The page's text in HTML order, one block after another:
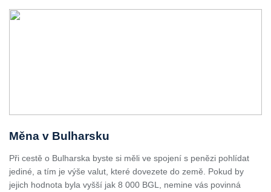
Měna v Bulharsku
Při cestě o Bulharska byste si měli ve spojení s penězi pohlídat
jediné, a tím je výše valut, které dovezete do země. Pokud by
jejich hodnota byla vyšší jak 8 000 BGL, nemine vás povinná